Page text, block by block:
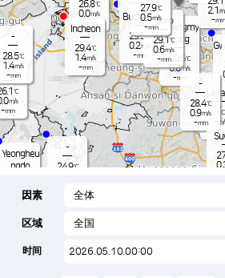
-
℃
m/s
-mm
Yeongheu
ngdo
m/s
0.1m/s
-
24.9℃
26.8℃
0.0m/s
-mm
-℃
-
-mm
-mm
Gwangmy
eong
30.5℃
0.8m/s
-mm
Bucheon
29.5℃
0.2m/s
-mm
Guro
29.1℃
0.6m/s
-mm
-
28.4℃
0.9m/s
-mm
-
28.5℃
1.4m/s
-mm
27.9℃
0.5m/s
-mm
Incheon
29.4℃
1.4m/s
-mm
2.1
-mm
因素
区域
时间